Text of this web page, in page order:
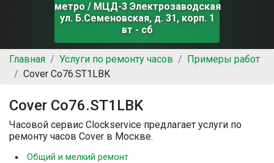
метро / МЦД-3 Электрозаводская
ул. Б.Семеновская, д. 31, корп. 1
вт - сб
Главная Услуги по ремонту часов
Примеры работ
Cover Co76.ST1LBK
Cover Co76.ST1LBK
Часовой сервис Clockservice предлагает услуги по
ремонту часов Cover в Москве.
Общий и мелкий ремонт